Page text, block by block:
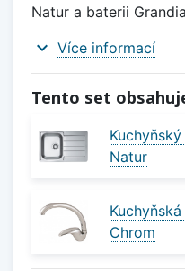
Natur a baterii
expand_more Více informací
Tento set
Natur
Chrom